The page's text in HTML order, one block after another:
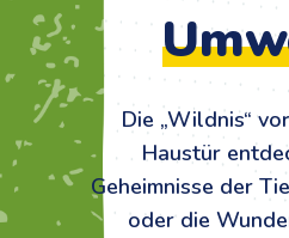
Die „Wildnis“
Haustür
Geheimnisse der
oder die